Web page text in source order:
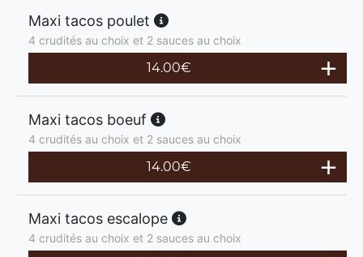
Maxi tacos poulet
4 crudités au choix et 2 sauces au choix
14.00€
Maxi tacos boeuf
4 crudités au choix et 2 sauces au choix
14.00€
Maxi tacos escalope
4 crudités au choix et 2 sauces au choix